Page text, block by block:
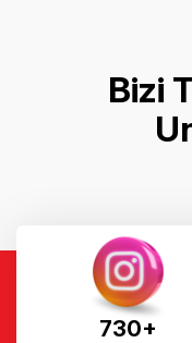
Bizi
730+